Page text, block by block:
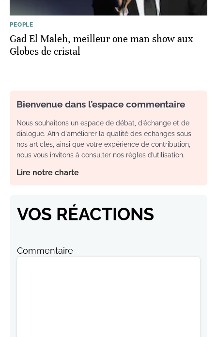
PEOPLE
Gad El Maleh, meilleur one man show aux
Globes de cristal
Bienvenue dans l’espace commentaire
Nous souhaitons un espace de débat, d’échange et de
dialogue. Afin d'améliorer la qualité des échanges sous
nos articles, ainsi que votre expérience de contribution,
nous vous invitons à consulter nos règles d’utilisation.
Lire notre charte
VOS RÉACTIONS
Commentaire